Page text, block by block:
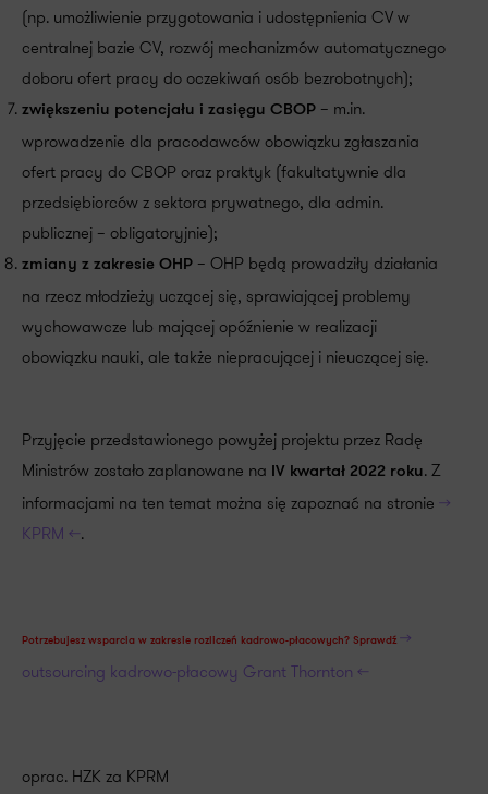
(np. umożliwienie przygotowania i udostępnienia CV w
centralnej bazie CV, rozwój mechanizmów automatycznego
doboru ofert pracy do oczekiwań osób bezrobotnych);
zwiększeniu potencjału i zasięgu CBOP – m.in.
wprowadzenie dla pracodawców obowiązku zgłaszania
ofert pracy do CBOP oraz praktyk (fakultatywnie dla
przedsiębiorców z sektora prywatnego, dla admin.
publicznej – obligatoryjnie);
zmiany z zakresie OHP – OHP będą prowadziły działania
na rzecz młodzieży uczącej się, sprawiającej problemy
wychowawcze lub mającej opóźnienie w realizacji
obowiązku nauki, ale także niepracującej i nieuczącej się.
Przyjęcie przedstawionego powyżej projektu przez Radę
Ministrów zostało zaplanowane na IV kwartał 2022 roku. Z
informacjami na ten temat można się zapoznać na stronie >>
KPRM <<.
Potrzebujesz wsparcia w zakresie rozliczeń kadrowo-płacowych? Sprawdź >>
outsourcing kadrowo-płacowy Grant Thornton <<
oprac. HZK za KPRM